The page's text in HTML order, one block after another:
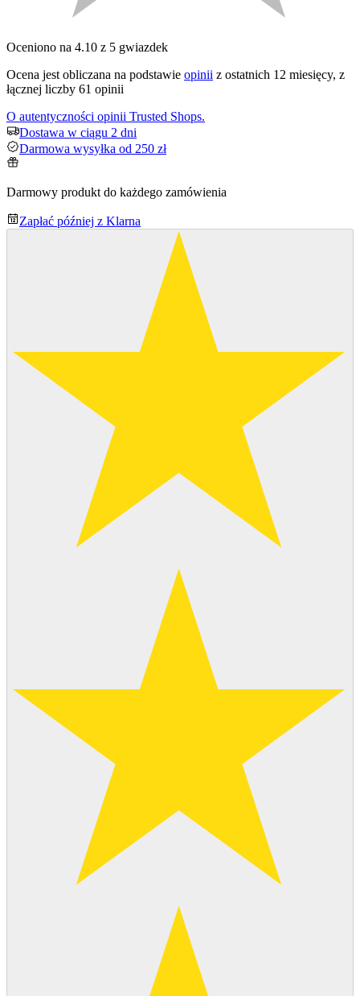
Oceniono na 4.10 z 5 gwiazdek
Ocena jest obliczana na podstawie opinii z ostatnich 12 miesięcy, z
łącznej liczby 61 opinii
O autentyczności opinii Trusted Shops.
Dostawa w ciągu 2 dni
Darmowa wysyłka od 250 zł
Darmowy produkt do każdego zamówienia
Zapłać później z Klarna